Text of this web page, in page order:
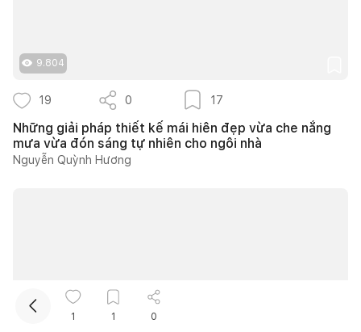
9.804
19 0 17
Những giải pháp thiết kế mái hiên đẹp vừa che nắng
mưa vừa đón sáng tự nhiên cho ngôi nhà
Nguyễn Quỳnh Hương
1 1 0
Kết nối thiết kế, thi công